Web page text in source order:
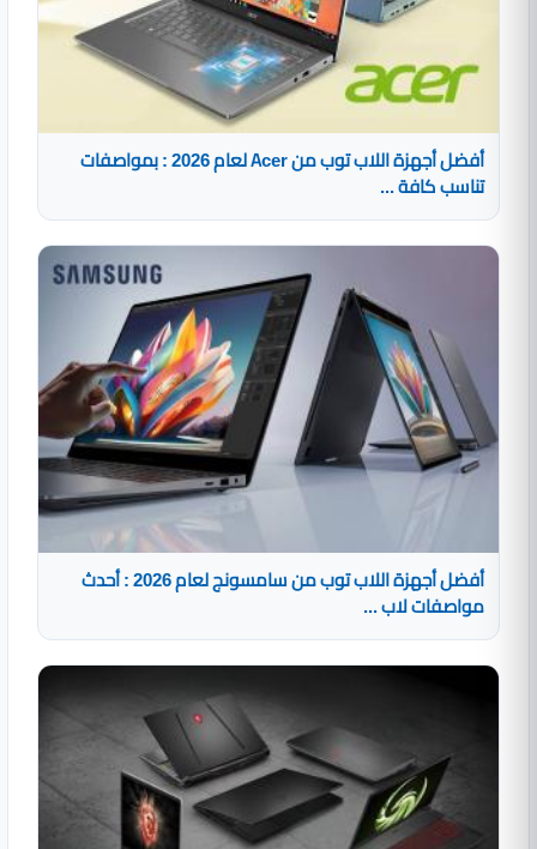
أفضل أجهزة اللاب توب من Acer لعام 2026 : بمواصفات
تناسب كافة ...
أفضل أجهزة اللاب توب من سامسونج لعام 2026 : أحدث
مواصفات لاب ...